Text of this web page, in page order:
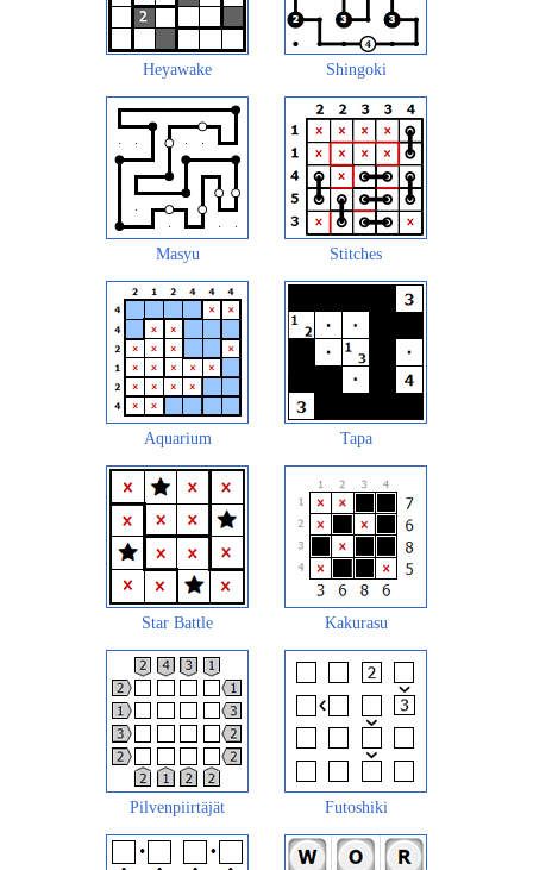
Heyawake Shingoki
Masyu Stitches
Aquarium Tapa
Star Battle Kakurasu
Pilvenpiirtäjät Futoshiki